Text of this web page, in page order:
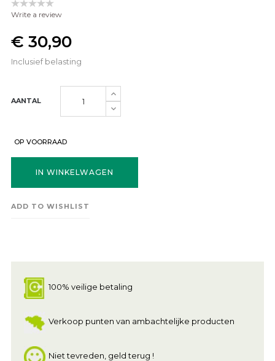
Write a review
€ 30,90
Inclusief belasting
AANTAL
OP VOORRAAD
IN WINKELWAGEN
ADD TO WISHLIST
100% veilige betaling
Verkoop punten van ambachtelijke producten
Niet tevreden, geld terug !